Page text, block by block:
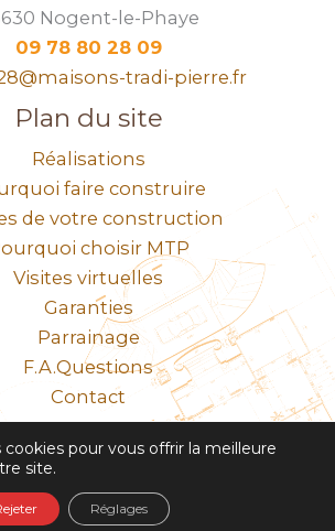
Nogent-le-Phaye
09 78 80 28 09
tradi-pierre.fr
Plan du site
Réalisations
faire construire
de votre construction
choisir MTP
Visites virtuelles
Garanties
Parrainage
F.A.Questions
Contact
308 065 580 00034
Mentions légales
cookies pour vous offrir la meilleure
site.
Réglages